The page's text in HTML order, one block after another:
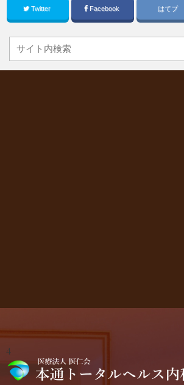
Twitter Facebook はてブ
4